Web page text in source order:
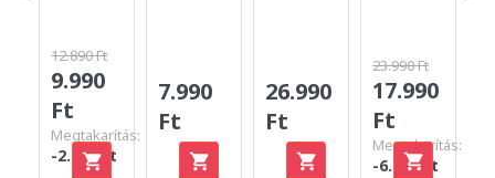
12.890 Ft
9.990
Ft
Megtakarítás:
-2.900 Ft
7.990
Ft
26.990
Ft
23.990 Ft
17.990
Ft
Megtakarítás:
-6.000 Ft